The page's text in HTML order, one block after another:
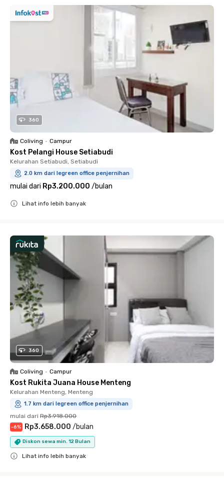
360
Coliving • Campur
Kost Pelangi House Setiabudi
Kelurahan Setiabudi, Setiabudi
2.0 km dari legreen office penjernihan
mulai dari Rp3.200.000 /bulan
Lihat info lebih banyak
360
Coliving • Campur
Kost Rukita Juana House Menteng
Kelurahan Menteng, Menteng
1.7 km dari legreen office penjernihan
mulai dari Rp3.918.000
-6% Rp3.658.000 /bulan
Diskon sewa min. 12 Bulan
Lihat info lebih banyak